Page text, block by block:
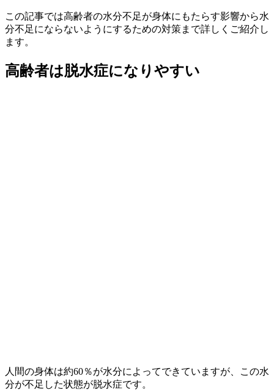
この記事では高齢者の水分不足が身体にもたらす影響から水
分不足にならないようにするための対策まで詳しくご紹介し
ます。
高齢者は脱水症になりやすい
人間の身体は約60％が水分によってできていますが、この水
分が不足した状態が脱水症です。